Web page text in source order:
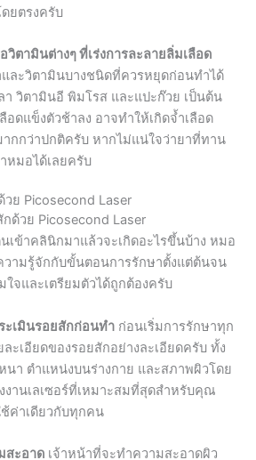
ละวิตามินบางชนิดที่ควรหยุดก่อนทำได้
อดแข็งตัวช้าลง อาจทำให้เกิดจ้ำเลือด
กกว่าปกติครับ หากไม่แน่ใจว่ายาที่ทาน
หมอได้เลยครับ
ย Picosecond Laser
ามรู้จักกับขั้นตอนการรักษาตั้งแต่ต้นจน
จและเตรียมตัวได้ถูกต้องครับ
เมินรอยสักก่อนทำก่อนเริ่มการรักษาทุก
ะเอียดของรอยสักอย่างละเอียดครับ ทั้ง
งานเลเซอร์ที่เหมาะสมที่สุดสำหรับคุณ
ค่าเดียวกับทุกคน
สะอาดเจ้าหน้าที่จะทำความสะอาดผิว
หมดจดก่อนครับ เพื่อลดความเสี่ยงการ